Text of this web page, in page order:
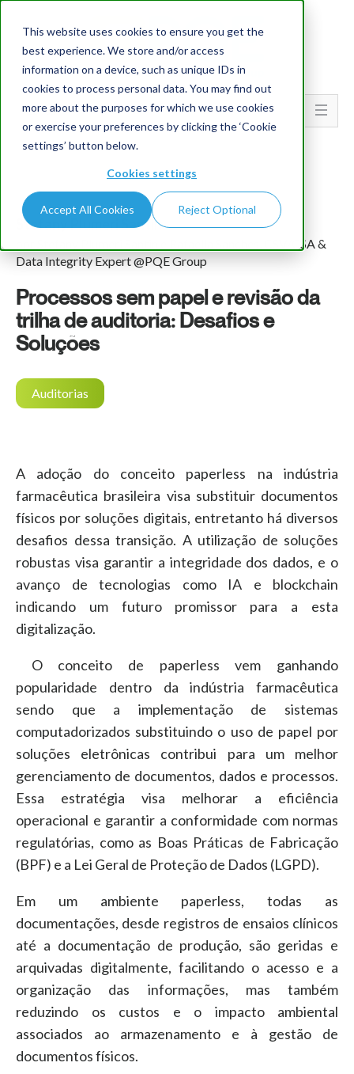
This website uses cookies to ensure you get the
best experience. We store and/or access
information on a device, such as unique IDs in
cookies to process personal data. You may find out
more about the purposes for which we use cookies
or exercise your preferences by clicking the ‘Cookie
settings’ button below.
Cookies settings
Accept All Cookies Reject Optional
Go To...
Stefany Plumeri Santin
por Stefany Plumeri Santin e Rafaella Sanches, CSV/CSA &
Data Integrity Expert @PQE Group
Processos sem papel e revisão da
trilha de auditoria: Desafios e
Soluções
Auditorias
A adoção do conceito paperless na indústria
farmacêutica brasileira visa substituir documentos
físicos por soluções digitais, entretanto há diversos
desafios dessa transição. A utilização de soluções
robustas visa garantir a integridade dos dados, e o
avanço de tecnologias como IA e blockchain
indicando um futuro promissor para a esta
digitalização.
O conceito de paperless vem ganhando
popularidade dentro da indústria farmacêutica
sendo que a implementação de sistemas
computadorizados substituindo o uso de papel por
soluções eletrônicas contribui para um melhor
gerenciamento de documentos, dados e processos.
Essa estratégia visa melhorar a eficiência
operacional e garantir a conformidade com normas
regulatórias, como as Boas Práticas de Fabricação
(BPF) e a Lei Geral de Proteção de Dados (LGPD).
Em um ambiente paperless, todas as
documentações, desde registros de ensaios clínicos
até a documentação de produção, são geridas e
arquivadas digitalmente, facilitando o acesso e a
organização das informações, mas também
reduzindo os custos e o impacto ambiental
associados ao armazenamento e à gestão de
documentos físicos.